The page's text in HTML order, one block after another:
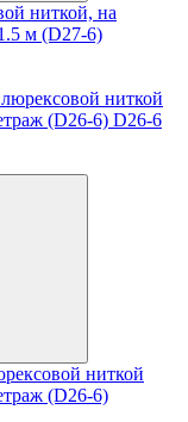
ниткой, на
м (D27-6)
ниткой
(D26-6)